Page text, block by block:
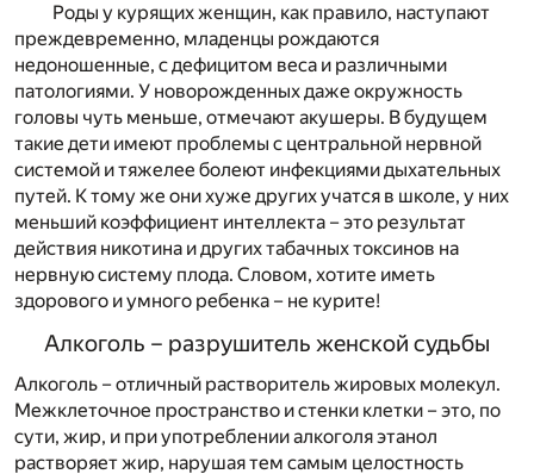
Роды у курящих женщин, как правило, наступают
преждевременно, младенцы рождаются
недоношенные, с дефицитом веса и различными
патологиями. У новорожденных даже окружность
головы чуть меньше, отмечают акушеры. В будущем
такие дети имеют проблемы с центральной нервной
системой и тяжелее болеют инфекциями дыхательных
путей. К тому же они хуже других учатся в школе, у них
меньший коэффициент интеллекта – это результат
действия никотина и других табачных токсинов на
нервную систему плода. Словом, хотите иметь
здорового и умного ребенка – не курите!
Алкоголь – разрушитель женской судьбы
Алкоголь – отличный растворитель жировых молекул.
Межклеточное пространство и стенки клетки – это, по
сути, жир, и при употреблении алкоголя этанол
растворяет жир, нарушая тем самым целостность